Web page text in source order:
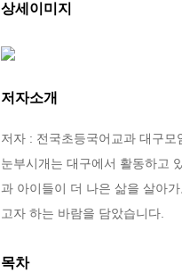
상세이미지
저자소개
저자 : 전국초등국어교과 대구모
눈부시개는 대구에서 활동하고
과 아이들이 더 나은 삶을 살아
고자 하는 바람을 담았습니다.
목차